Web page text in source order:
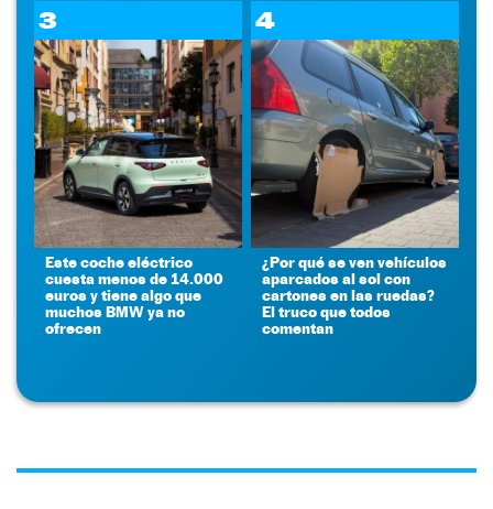
3
Este coche eléctrico
cuesta menos de 14.000
euros y tiene algo que
muchos BMW ya no
ofrecen
4
¿Por qué se ven vehículos
aparcados al sol con
cartones en las ruedas?
El truco que todos
comentan